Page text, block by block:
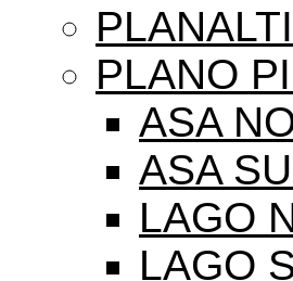
PLANO
ASA
ASA
LAGO
LAGO